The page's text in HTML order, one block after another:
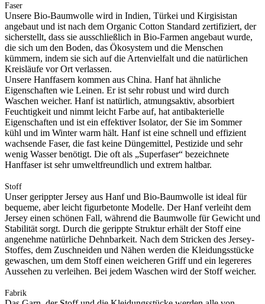
Faser
Unsere Bio-Baumwolle wird in Indien, Türkei und Kirgisistan
angebaut und ist nach dem Organic Cotton Standard zertifiziert, der
sicherstellt, dass sie ausschließlich in Bio-Farmen angebaut wurde,
die sich um den Boden, das Ökosystem und die Menschen
kümmern, indem sie sich auf die Artenvielfalt und die natürlichen
Kreisläufe vor Ort verlassen.
Unsere Hanffasern kommen aus China. Hanf hat ähnliche
Eigenschaften wie Leinen. Er ist sehr robust und wird durch
Waschen weicher. Hanf ist natürlich, atmungsaktiv, absorbiert
Feuchtigkeit und nimmt leicht Farbe auf, hat antibakterielle
Eigenschaften und ist ein effektiver Isolator, der Sie im Sommer
kühl und im Winter warm hält. Hanf ist eine schnell und effizient
wachsende Faser, die fast keine Düngemittel, Pestizide und sehr
wenig Wasser benötigt. Die oft als „Superfaser“ bezeichnete
Hanffaser ist sehr umweltfreundlich und extrem haltbar.
Stoff
Unser gerippter Jersey aus Hanf und Bio-Baumwolle ist ideal für
bequeme, aber leicht figurbetonte Modelle. Der Hanf verleiht dem
Jersey einen schönen Fall, während die Baumwolle für Gewicht und
Stabilität sorgt. Durch die gerippte Struktur erhält der Stoff eine
angenehme natürliche Dehnbarkeit. Nach dem Stricken des Jersey-
Stoffes, dem Zuschneiden und Nähen werden die Kleidungsstücke
gewaschen, um dem Stoff einen weicheren Griff und ein legereres
Aussehen zu verleihen. Bei jedem Waschen wird der Stoff weicher.
Fabrik